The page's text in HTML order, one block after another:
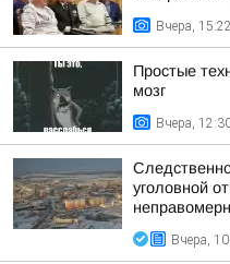
Вчера, 15:22
Простые
мозг
Вчера,
уголовной
Вчера,